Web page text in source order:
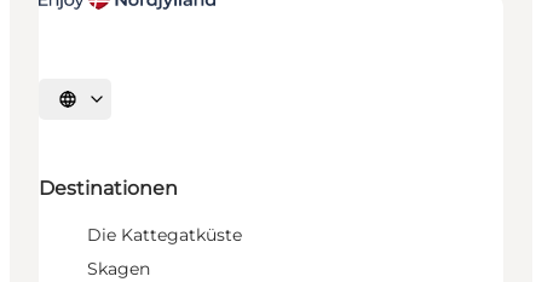
Sprache auswählen
Destinationen
Die Kattegatküste
Skagen